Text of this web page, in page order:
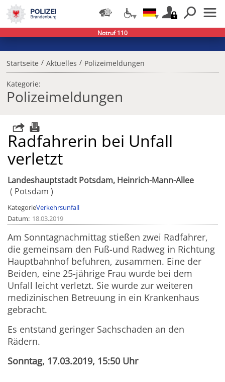
Startseite / Aktuelles / Polizeimeldungen
Kategorie:
Polizeimeldungen
Radfahrerin bei Unfall
verletzt
Landeshauptstadt Potsdam, Heinrich-Mann-Allee
Potsdam
KategorieVerkehrsunfall
Datum 18.03.2019
Am Sonntagnachmittag stießen zwei Radfahrer,
die gemeinsam den Fuß-und Radweg in Richtung
Hauptbahnhof befuhren, zusammen. Eine der
Beiden, eine 25-jährige Frau wurde bei dem
Unfall leicht verletzt. Sie wurde zur weiteren
medizinischen Betreuung in ein Krankenhaus
gebracht.
Es entstand geringer Sachschaden an den
Rädern.
Sonntag, 17.03.2019, 15:50 Uhr
Notruf 110